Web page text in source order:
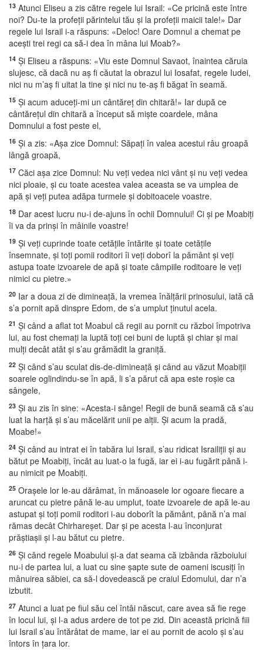
13 Atunci Eliseu a zis către regele lui Israil: «Ce pricină este între
noi? Du-te la profeţii părintelui tău şi la profeţii maicii tale!» Dar
regele lui Israil i-a răspuns: «Deloc! Oare Domnul a chemat pe
aceşti trei regi ca să-i dea în mâna lui Moab?»
14 Şi Eliseu a răspuns: «Viu este Domnul Savaot, înaintea căruia
slujesc, că dacă nu aş fi căutat la obrazul lui Iosafat, regele Iudei,
nici nu m’aş fi uitat la tine şi nici nu te-aş fi băgat în seamă.
15 Şi acum aduceţi-mi un cântăreţ din chitară!» Iar după ce
cântăreţul din chitară a început să mişte coardele, mâna
Domnului a fost peste el,
16 Şi a zis: «Aşa zice Domnul: Săpaţi în valea acestui râu groapă
lângă groapă,
17 Căci aşa zice Domnul: Nu veţi vedea nici vânt şi nu veţi vedea
nici ploaie, şi cu toate acestea valea aceasta se va umplea de
apă şi veţi putea adăpa turmele şi dobitoacele voastre.
18 Dar acest lucru nu-i de-ajuns în ochii Domnului! Ci şi pe Moabiţi
îi va da prinşi în mâinile voastre!
19 Şi veţi cuprinde toate cetăţile întărite şi toate cetăţile
însemnate, şi toţi pomii roditori îi veţi doborî la pământ şi veţi
astupa toate izvoarele de apă şi toate câmpiile roditoare le veţi
nimici cu pietre.»
20 Iar a doua zi de dimineaţă, la vremea înălţării prinosului, iată că
s’a pornit apă dinspre Edom, de s’a umplut ţinutul acela.
21 Şi când a aflat tot Moabul că regii au pornit cu război împotriva
lui, au fost chemaţi la luptă toţi cei buni de luptă şi chiar şi mai
mulţi decât atât şi s’au grămădit la graniţă.
22 Şi când s’au sculat dis-de-dimineaţă şi când au văzut Moabiţii
soarele oglindindu-se în apă, li s’a părut că apa este roşie ca
sângele,
23 Şi au zis în sine: «Acesta-i sânge! Regii de bună seamă că s’au
luat la harţă şi s’au măcelărit unii pe alţii. Şi acum la pradă,
Moabe!»
24 Şi când au intrat ei în tabăra lui Israil, s’au ridicat Israiliţii şi au
bătut pe Moabiţi, încât au luat-o la fugă, iar ei i-au fugărit până i-
au nimicit pe Moabiţi.
25 Oraşele lor le-au dărâmat, în mănoasele lor ogoare fiecare a
aruncat cu pietre până le-au umplut, toate izvoarele de apă le-au
astupat şi toţi pomii roditori i-au doborît la pământ, până n’a mai
rămas decât Chirhareşet. Dar şi pe acesta l-au înconjurat
prăştiaşii şi l-au bătut cu pietre.
26 Şi când regele Moabului şi-a dat seama că izbânda războiului
nu-i de partea lui, a luat cu sine şapte sute de oameni iscusiţi în
mânuirea săbiei, ca să-l dovedească pe craiul Edomului, dar n’a
izbutit.
27 Atunci a luat pe fiul său cel întâi născut, care avea să fie rege
în locul lui, şi l-a adus ardere de tot pe zid. Din această pricină fiii
lui Israil s’au întărâtat de mame, iar ei au pornit de acolo şi s’au
întors în ţara lor.